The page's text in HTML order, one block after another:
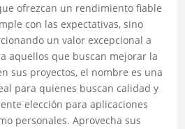
ofrezcan un rendimiento fiable
con las expectativas, sino
un valor excepcional a
aquellos que buscan mejorar la
sus proyectos, el nombre es una
para quienes buscan calidad y
elección para aplicaciones
personales. Aprovecha sus